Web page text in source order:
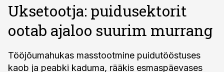
Uksetootja: puidusektorit
ootab ajaloo suurim murrang
Tööjõumahukas masstootmine puidutööstuses
kaob ja peabki kaduma, rääkis esmaspäevases